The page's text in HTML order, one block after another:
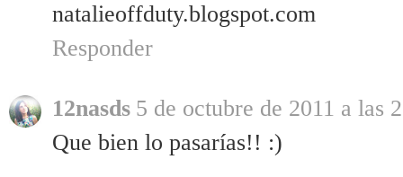
natalieoffduty.blogspot.com
Responder
12nasds 5 de octubre de 2011 a las
Que bien lo pasarías!! :)